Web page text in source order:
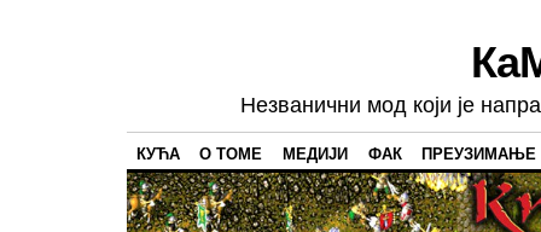
Незванични мод који је
КУЋА О ТОМЕ МЕДИЈИ ФАК ПРЕУЗИМАЊЕ